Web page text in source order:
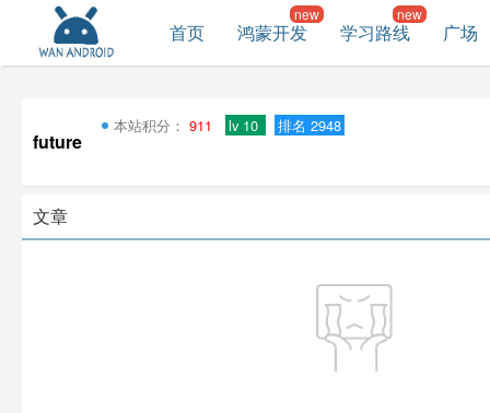
首页 鸿蒙开发 学习路线 广场
future
本站积分： 911 lv 10 排名 2948
文章